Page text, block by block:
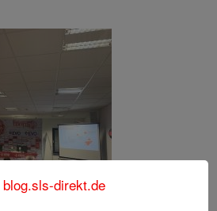
blog.sls-direkt.de